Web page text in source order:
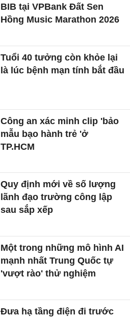
BIB tại VPBank Đất Sen
Hồng Music Marathon 2026
Tuổi 40 tưởng còn khỏe lại
là lúc bệnh mạn tính bắt đầu
Công an xác minh clip 'bảo
mẫu bạo hành trẻ 'ở
TP.HCM
Quy định mới về số lượng
lãnh đạo trường công lập
sau sắp xếp
Một trong những mô hình AI
mạnh nhất Trung Quốc tự
'vượt rào' thử nghiệm
Đưa hạ tầng điện đi trước